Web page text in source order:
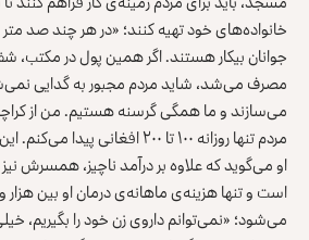
خانواده‌های خود تهیه کنند؛ «در هر چند صد
جوانان بیکار هستند. اگر همین پول در مکتب،
مصرف می‌شد، شاید مردم مجبور به گدایی
می‌سازند و ما همگی گرسنه هستیم. من از
مردم تنها روزانه ۱۰۰ تا ۲۰۰ افغانی پیدا می‌کنم. این پول خیلی کمی است.»
او می‌گوید که علاوه بر درآمد ناچیز، همسرش نیز
می‌شود؛ «نمی‌توانم داروی زن خود را بگیریم،